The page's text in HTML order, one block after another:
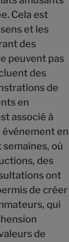
Cela est
et les
des
peuvent pas
des
de
en
associé à
en
où
des
ont
de créer
qui
de